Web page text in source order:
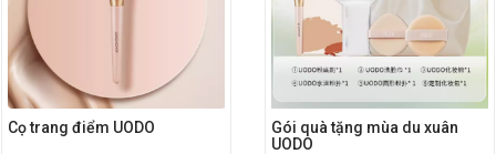
Cọ trang điểm UODO
Gói quà tặng mùa du xuân
UODO